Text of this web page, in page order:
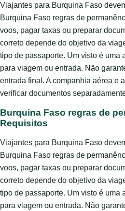
Viajantes para Burquina Faso
Burquina Faso regras de
voos, pagar taxas ou preparar
correto depende do objetivo da
tipo de passaporte. Um visto é uma
para viagem ou entrada. Não
entrada final. A companhia aérea e
verificar documentos
Burquina Faso regras de
Requisitos
Viajantes para Burquina Faso
Burquina Faso regras de
voos, pagar taxas ou preparar
correto depende do objetivo da
tipo de passaporte. Um visto é uma
para viagem ou entrada. Não